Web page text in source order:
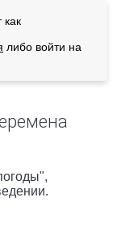
либо войти на